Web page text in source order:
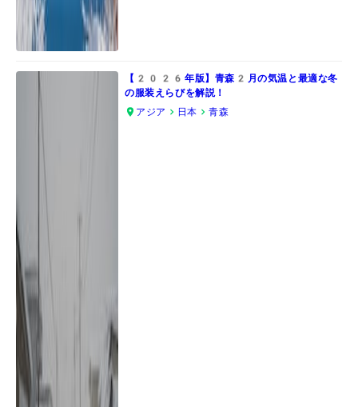
【2026年版】青森2月の気温と最適な冬
の服装えらびを解説！
アジア
日本 青森